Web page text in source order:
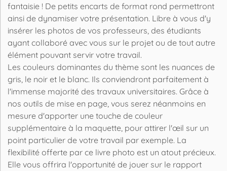
fantaisie ! De petits encarts de format rond permettront
ainsi de dynamiser votre présentation. Libre à vous d'y
insérer les photos de vos professeurs, des étudiants
ayant collaboré avec vous sur le projet ou de tout autre
élément pouvant servir votre travail.
Les couleurs dominantes du thème sont les nuances de
gris, le noir et le blanc. Ils conviendront parfaitement à
l'immense majorité des travaux universitaires. Grâce à
nos outils de mise en page, vous serez néanmoins en
mesure d'apporter une touche de couleur
supplémentaire à la maquette, pour attirer l'œil sur un
point particulier de votre travail par exemple. La
flexibilité offerte par ce livre photo est un atout précieux.
Elle vous offrira l'opportunité de jouer sur le rapport